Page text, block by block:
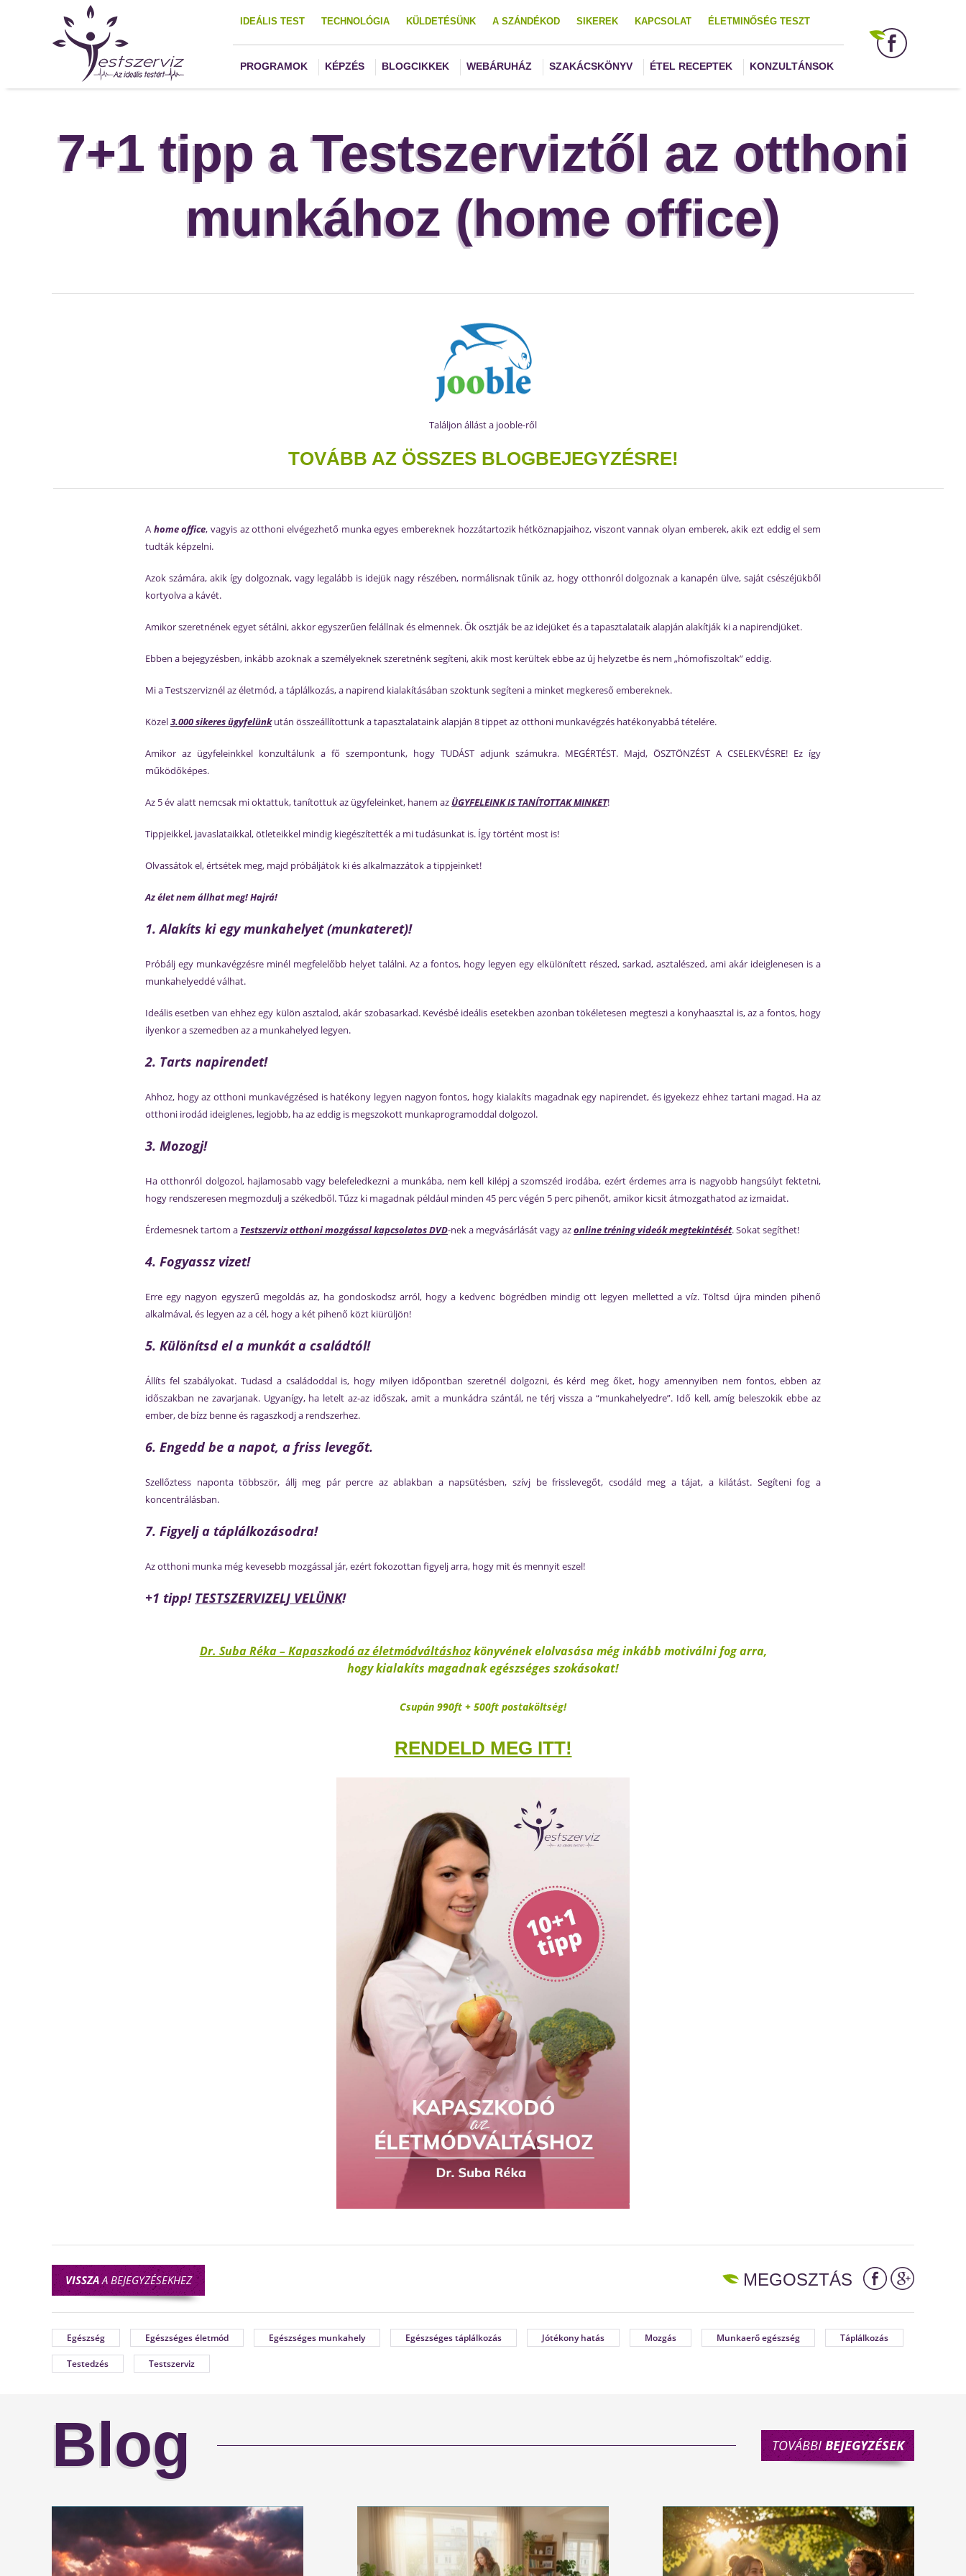
IDEÁLIS TEST TECHNOLÓGIA KÜLDETÉSÜNK A SZÁNDÉKOD SIKEREK KAPCSOLAT ÉLETMINŐSÉG TESZT
PROGRAMOK KÉPZÉS BLOGCIKKEK WEBÁRUHÁZ SZAKÁCSKÖNYV ÉTEL RECEPTEK KONZULTÁNSOK
7+1 tipp a Testszerviztől az otthoni
munkához (home office)
Találjon állást a jooble-ről
TOVÁBB AZ ÖSSZES BLOGBEJEGYZÉSRE!
A home office, vagyis az otthoni elvégezhető munka egyes embereknek hozzátartozik hétköznapjaihoz, viszont vannak olyan emberek, akik ezt eddig el sem
tudták képzelni.
Azok számára, akik így dolgoznak, vagy legalább is idejük nagy részében, normálisnak tűnik az, hogy otthonról dolgoznak a kanapén ülve, saját csészéjükből
kortyolva a kávét.
Amikor szeretnének egyet sétálni, akkor egyszerűen felállnak és elmennek. Ők osztják be az idejüket és a tapasztalataik alapján alakítják ki a napirendjüket.
Ebben a bejegyzésben, inkább azoknak a személyeknek szeretnénk segíteni, akik most kerültek ebbe az új helyzetbe és nem „hómofiszoltak” eddig.
Mi a Testszerviznél az életmód, a táplálkozás, a napirend kialakításában szoktunk segíteni a minket megkereső embereknek.
Közel3.000 sikeres ügyfelünkután összeállítottunk a tapasztalataink alapján 8 tippet az otthoni munkavégzés hatékonyabbá tételére.
Amikor az ügyfeleinkkel konzultálunk a fő szempontunk, hogy TUDÁST adjunk számukra. MEGÉRTÉST. Majd, ÖSZTÖNZÉST A CSELEKVÉSRE! Ez így
működőképes.
Az 5 év alatt nemcsak mi oktattuk, tanítottuk az ügyfeleinket, hanem az ÜGYFELEINK IS TANÍTOTTAK MINKET!
Tippjeikkel, javaslataikkal, ötleteikkel mindig kiegészítették a mi tudásunkat is. Így történt most is!
Olvassátok el, értsétek meg, majd próbáljátok ki és alkalmazzátok a tippjeinket!
Az élet nem állhat meg! Hajrá!
1. Alakíts ki egy munkahelyet (munkateret)!
Próbálj egy munkavégzésre minél megfelelőbb helyet találni. Az a fontos, hogy legyen egy elkülönített részed, sarkad, asztalészed, ami akár ideiglenesen is a
munkahelyeddé válhat.
Ideális esetben van ehhez egy külön asztalod, akár szobasarkad. Kevésbé ideális esetekben azonban tökéletesen megteszi a konyhaasztal is, az a fontos, hogy
ilyenkor a szemedben az a munkahelyed legyen.
2. Tarts napirendet!
Ahhoz, hogy az otthoni munkavégzésed is hatékony legyen nagyon fontos, hogy kialakíts magadnak egy napirendet, és igyekezz ehhez tartani magad. Ha az
otthoni irodád ideiglenes, legjobb, ha az eddig is megszokott munkaprogramoddal dolgozol.
3. Mozogj!
Ha otthonról dolgozol, hajlamosabb vagy belefeledkezni a munkába, nem kell kilépj a szomszéd irodába, ezért érdemes arra is nagyobb hangsúlyt fektetni,
hogy rendszeresen megmozdulj a székedből. Tűzz ki magadnak például minden 45 perc végén 5 perc pihenőt, amikor kicsit átmozgathatod az izmaidat.
Érdemesnek tartom a Testszerviz otthoni mozgással kapcsolatos DVD-nek a megvásárlását vagy azonline tréning videók megtekintését. Sokat segíthet!
4. Fogyassz vizet!
Erre egy nagyon egyszerű megoldás az, ha gondoskodsz arról, hogy a kedvenc bögrédben mindig ott legyen melletted a víz. Töltsd újra minden pihenő
alkalmával, és legyen az a cél, hogy a két pihenő közt kiürüljön!
5. Különítsd el a munkát a családtól!
Állíts fel szabályokat. Tudasd a családoddal is, hogy milyen időpontban szeretnél dolgozni, és kérd meg őket, hogy amennyiben nem fontos, ebben az
időszakban ne zavarjanak. Ugyanígy, ha letelt az-az időszak, amit a munkádra szántál, ne térj vissza a “munkahelyedre”. Idő kell, amíg beleszokik ebbe az
ember, de bízz benne és ragaszkodj a rendszerhez.
6. Engedd be a napot, a friss levegőt.
Szellőztess naponta többször, állj meg pár percre az ablakban a napsütésben, szívj be frisslevegőt, csodáld meg a tájat, a kilátást. Segíteni fog a
koncentrálásban.
7. Figyelj a táplálkozásodra!
Az otthoni munka még kevesebb mozgással jár, ezért fokozottan figyelj arra, hogy mit és mennyit eszel!
+1 tipp! TESTSZERVIZELJ VELÜNK!
Dr. Suba Réka – Kapaszkodó az életmódváltáshozkönyvének elolvasása még inkább motiválni fog arra,
hogy kialakíts magadnak egészséges szokásokat!
Csupán 990ft + 500ft postaköltség!
RENDELD MEG ITT!
VISSZAA BEJEGYZÉSEKHEZ MEGOSZTÁS
Egészség Egészséges életmód Egészséges munkahely Egészséges táplálkozás Jótékony hatás Mozgás Munkaerő egészség Táplálkozás
Testedzés Testszerviz
Blog TOVÁBBIBEJEGYZÉSEK